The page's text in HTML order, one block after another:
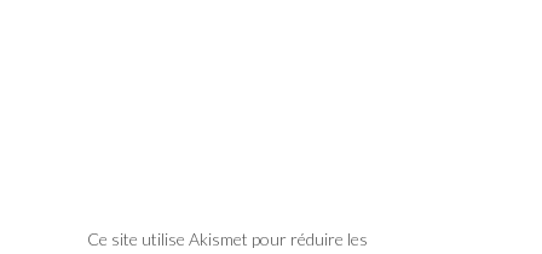
Ce site utilise Akismet pour réduire les